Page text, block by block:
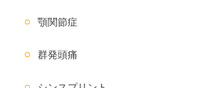
顎関節症
群発頭痛